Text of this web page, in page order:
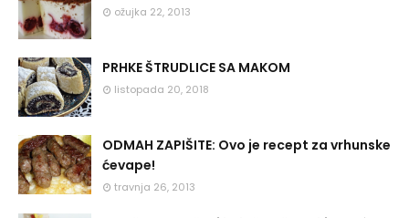
ožujka 22, 2013
PRHKE ŠTRUDLICE SA MAKOM
listopada 20, 2018
ODMAH ZAPIŠITE: Ovo je recept za vrhunske
ćevape!
travnja 26, 2013